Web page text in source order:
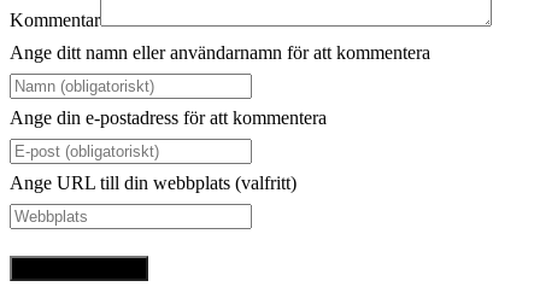
Kommentar
Ange ditt namn eller användarnamn för att kommentera
Ange din e-postadress för att kommentera
Ange URL till din webbplats (valfritt)